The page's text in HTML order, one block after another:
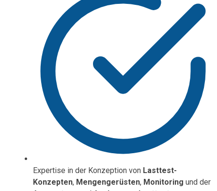
Expertise in der Konzeption von Lasttest-
Konzepten, Mengengerüsten, Monitoring und der